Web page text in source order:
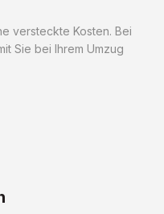
versteckte Kosten. Bei
Sie bei Ihrem Umzug